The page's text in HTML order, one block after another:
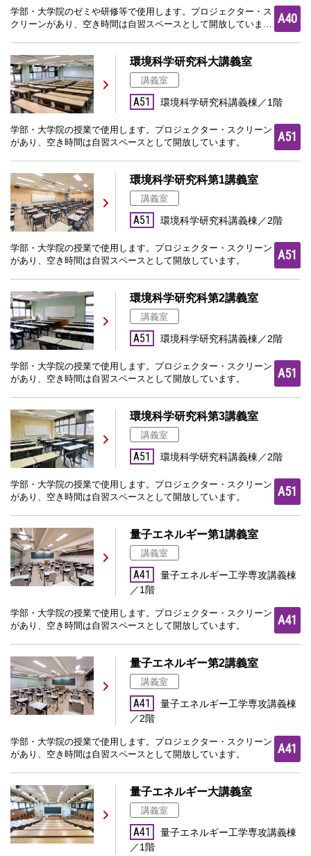
学部・大学院のゼミや研修等で使用します。プロジェクター・ス
クリーンがあり、空き時間は自習スペースとして開放していま
A40
環境科学研究科大講義室
講義室
A51 環境科学研究科講義棟／1階
学部・大学院の授業で使用します。プロジェクター・スクリーン
があり、空き時間は自習スペースとして開放しています。
A51
環境科学研究科第1講義室
講義室
A51 環境科学研究科講義棟／2階
学部・大学院の授業で使用します。プロジェクター・スクリーン
があり、空き時間は自習スペースとして開放しています。
A51
環境科学研究科第2講義室
講義室
A51 環境科学研究科講義棟／2階
学部・大学院の授業で使用します。プロジェクター・スクリーン
があり、空き時間は自習スペースとして開放しています。
A51
環境科学研究科第3講義室
講義室
A51 環境科学研究科講義棟／2階
学部・大学院の授業で使用します。プロジェクター・スクリーン
があり、空き時間は自習スペースとして開放しています。
A51
量子エネルギー第1講義室
講義室
A41
量子エネルギー工学専攻講義棟
／1階
学部・大学院の授業で使用します。プロジェクター・スクリーン
があり、空き時間は自習スペースとして開放しています。
A41
量子エネルギー第2講義室
講義室
A41
量子エネルギー工学専攻講義棟
／2階
学部・大学院の授業で使用します。プロジェクター・スクリーン
があり、空き時間は自習スペースとして開放しています。
A41
量子エネルギー大講義室
講義室
A41
量子エネルギー工学専攻講義棟
／1階